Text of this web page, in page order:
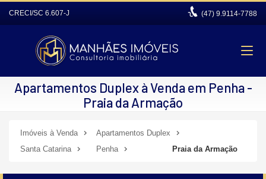
CRECI/SC 6.607-J (47) 9.9114-7788
Apartamentos Duplex à Venda em Penha -
Praia da Armação
Imóveis à Venda
Apartamentos Duplex
Santa Catarina
Penha Praia da Armação